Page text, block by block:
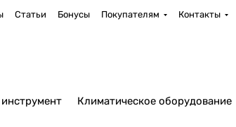
Статьи Бонусы Покупателям Контакты
Климатическое оборудование